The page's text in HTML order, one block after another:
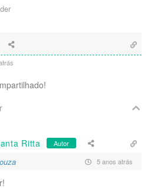
Ritta Autor
5 anos atrás